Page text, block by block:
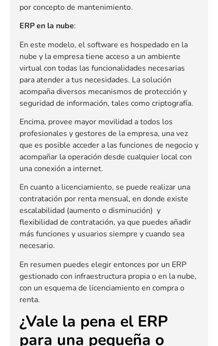
por concepto de mantenimiento.
ERP en la nube:
En este modelo, el software es hospedado en la
nube y la empresa tiene acceso a un ambiente
virtual con todas las funcionalidades necesarias
para atender a tus necesidades. La solución
acompaña diversos mecanismos de protección y
seguridad de información, tales como criptografía.
Encima, provee mayor movilidad a todos los
profesionales y gestores de la empresa, una vez
que es posible acceder a las funciones de negocio y
acompañar la operación desde cualquier local con
una conexión a internet.
En cuanto a licenciamiento, se puede realizar una
contratación por renta mensual, en donde existe
escalabilidad (aumento o disminución) y
flexibilidad de contratación, ya que puedes añadir
más funciones y usuarios siempre y cuando sea
necesario.
En resumen puedes elegir entonces por un ERP
gestionado con infraestructura propia o en la nube,
con un esquema de licenciamiento en compra o
renta.
¿Vale la pena el ERP
para una pequeña o